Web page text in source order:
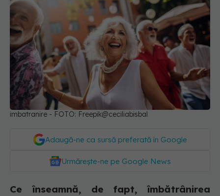
imbatranire - FOTO: Freepik@ceciliabisbal
Adaugă-ne ca sursă preferată în Google
Urmărește-ne pe Google News
Ce înseamnă, de fapt, îmbătrânirea